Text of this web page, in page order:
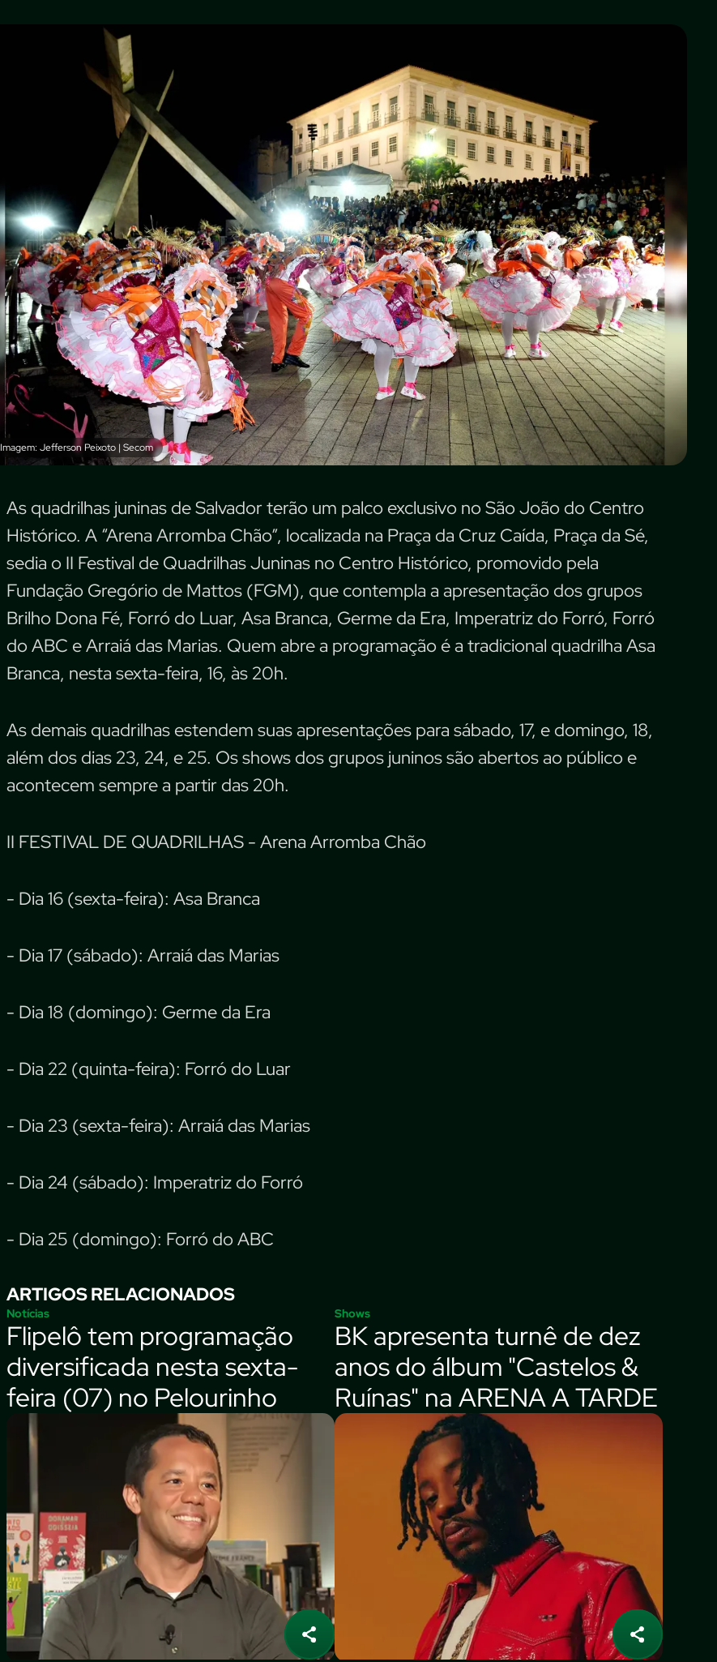
Imagem: Jefferson Peixoto | Secom
As quadrilhas juninas de Salvador terão um palco exclusivo no São João do Centro
Histórico. A “Arena Arromba Chão”, localizada na Praça da Cruz Caída, Praça da Sé,
sedia o II Festival de Quadrilhas Juninas no Centro Histórico, promovido pela
Fundação Gregório de Mattos (FGM), que contempla a apresentação dos grupos
Brilho Dona Fé, Forró do Luar, Asa Branca, Germe da Era, Imperatriz do Forró, Forró
do ABC e Arraiá das Marias. Quem abre a programação é a tradicional quadrilha Asa
Branca, nesta sexta-feira, 16, às 20h.
As demais quadrilhas estendem suas apresentações para sábado, 17, e domingo, 18,
além dos dias 23, 24, e 25. Os shows dos grupos juninos são abertos ao público e
acontecem sempre a partir das 20h.
II FESTIVAL DE QUADRILHAS - Arena Arromba Chão
- Dia 16 (sexta-feira): Asa Branca
- Dia 17 (sábado): Arraiá das Marias
- Dia 18 (domingo): Germe da Era
- Dia 22 (quinta-feira): Forró do Luar
- Dia 23 (sexta-feira): Arraiá das Marias
- Dia 24 (sábado): Imperatriz do Forró
- Dia 25 (domingo): Forró do ABC
ARTIGOS RELACIONADOS
Notícias
Flipelô tem programação
diversificada nesta sexta-
feira (07) no Pelourinho
Shows
BK apresenta turnê de dez
anos do álbum "Castelos &
Ruínas" na ARENA A TARDE